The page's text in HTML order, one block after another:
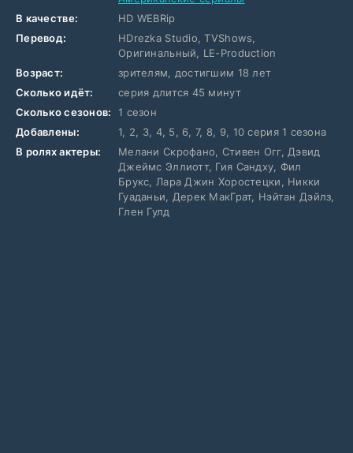
В качестве:
HD WEBRip
Перевод:
HDrezka Studio, TVShows,
Оригинальный, LE-Production
Возраст:
зрителям, достигшим 18 лет
Сколько идёт:
серия длится 45 минут
Сколько сезонов:
1 сезон
Добавлены:
1, 2, 3, 4, 5, 6, 7, 8, 9, 10 серия 1 сезона
В ролях актеры:
Мелани Скрофано, Стивен Огг, Дэвид
Джеймс Эллиотт, Гия Сандху, Фил
Брукс, Лара Джин Хоростецки, Никки
Гуаданьи, Дерек МакГрат, Нэйтан Дэйлз,
Глен Гулд